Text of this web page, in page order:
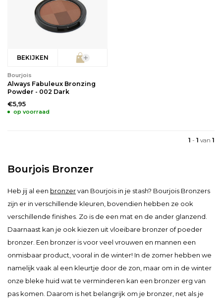
Ontharen
BEKIJKEN
Bourjois
Always Fabuleux Bronzing
Powder - 002 Dark
€5,95
op voorraad
1 - 1 van 1
Bourjois Bronzer
Heb jij al een bronzervan Bourjois in je stash? Bourjois Bronzers
zijn er in verschillende kleuren, bovendien hebben ze ook
verschillende finishes. Zo is de een mat en de ander glanzend.
Daarnaast kan je ook kiezen uit vloeibare bronzer of poeder
bronzer. Een bronzer is voor veel vrouwen en mannen een
onmisbaar product, vooral in de winter! In de zomer hebben we
namelijk vaak al een kleurtje door de zon, maar om in de winter
onze bleke huid wat te verminderen kan een bronzer erg van
pas komen. Daarom is het belangrijk om je bronzer, net als je